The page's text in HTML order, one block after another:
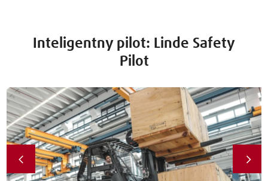
Inteligentny pilot: Linde Safety
Pilot